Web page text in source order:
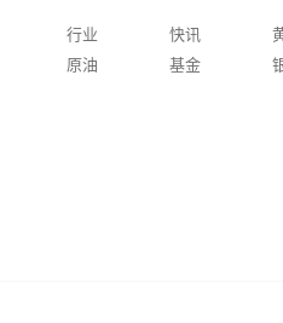
行业 快讯
原油 基金